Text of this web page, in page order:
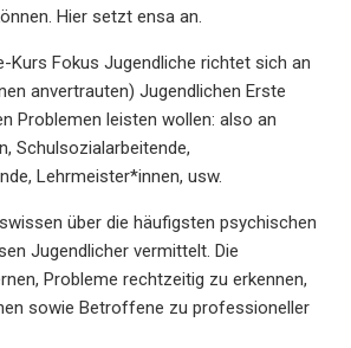
Hier setzt ensa an.
Kurs Fokus Jugendliche richtet sich an
anvertrauten) Jugendlichen Erste
Problemen leisten wollen: also an
Schulsozialarbeitende,
Lehrmeister*innen, usw.
über die häufigsten psychischen
Jugendlicher vermittelt. Die
Probleme rechtzeitig zu erkennen,
sowie Betroffene zu professioneller